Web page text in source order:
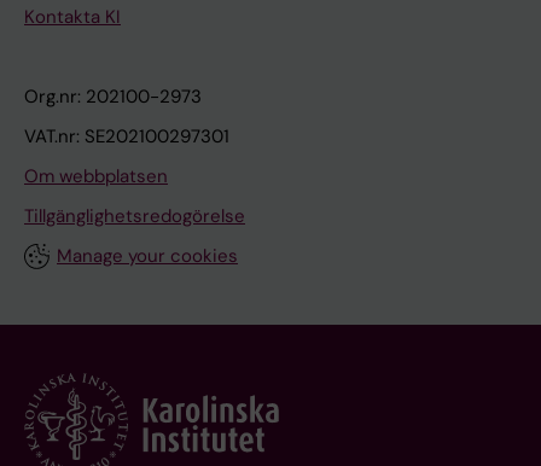
Kontakta KI
Org.nr: 202100-2973
VAT.nr: SE202100297301
Om webbplatsen
Tillgänglighetsredogörelse
Manage your cookies